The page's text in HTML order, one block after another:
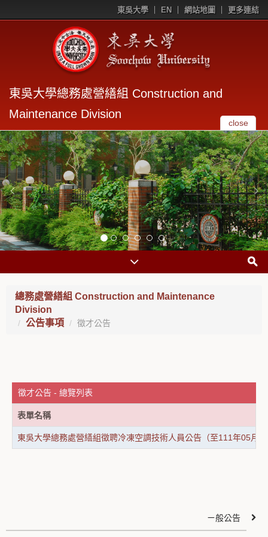
東吳大學 EN 網站地圖 更多連結
東吳大學總務處營繕組 Construction and
Maintenance Division
close
總務處營繕組 Construction and Maintenance
Division
公告事項
徵才公告
徵才公告 - 總覽列表
表單名稱
東吳大學總務處營繕組徵聘冷凍空調技術人員公告（至111年05月
ㄧ般公告